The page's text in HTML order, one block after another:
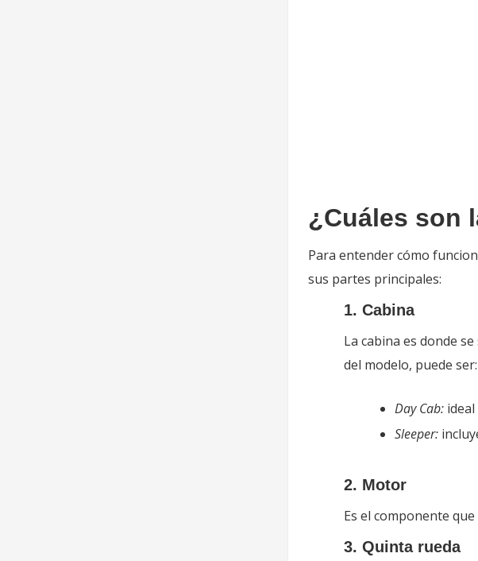
¿Cuáles son
Para entender cómo
sus partes principales:
1. Cabina
La cabina es donde
del modelo, puede ser:
Day Cab:ideal
Sleeper:
2. Motor
Es el componente
3. Quinta rueda